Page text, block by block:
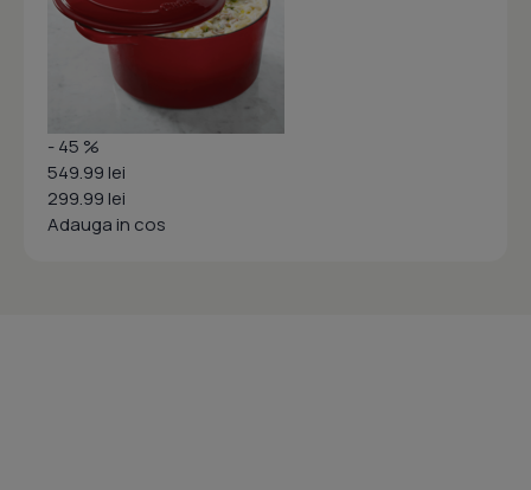
- 45 %
549.99 lei
299.99 lei
Adauga in cos